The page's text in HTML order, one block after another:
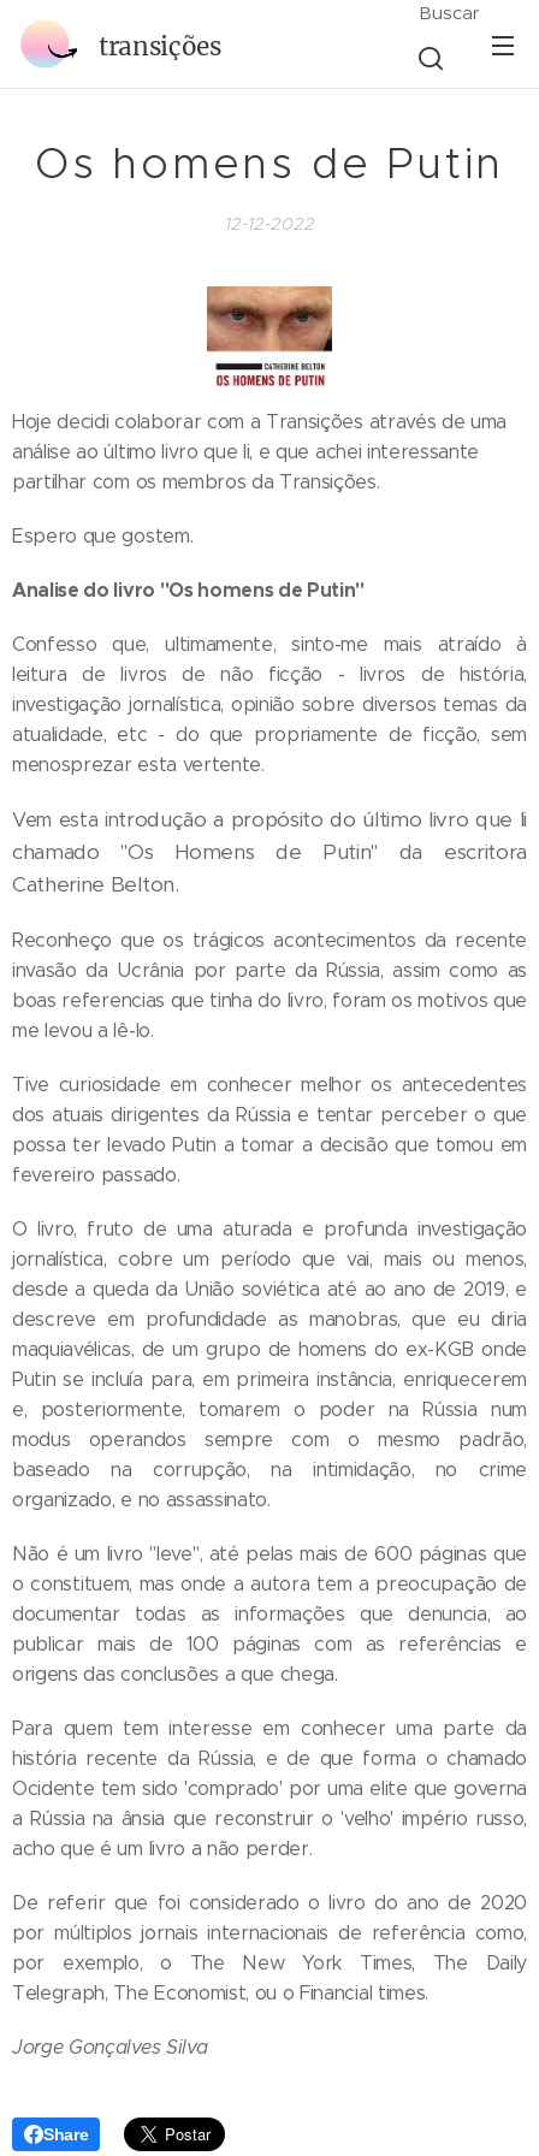
transições
Buscar
Os homens de Putin
12-12-2022
Hoje decidi colaborar com a Transições através de uma
análise ao último livro que li, e que achei interessante
partilhar com os membros da Transições.
Espero que gostem.
Analise do livro "Os homens de Putin"
Confesso que, ultimamente, sinto-me mais atraído à
leitura de livros de não ficção - livros de história,
investigação jornalística, opinião sobre diversos temas da
atualidade, etc - do que propriamente de ficção, sem
menosprezar esta vertente.
Vem esta introdução a propósito do último livro que li
chamado "Os Homens de Putin" da escritora
Catherine Belton.
Reconheço que os trágicos acontecimentos da recente
invasão da Ucrânia por parte da Rússia, assim como as
boas referencias que tinha do livro, foram os motivos que
me levou a lê-lo.
Tive curiosidade em conhecer melhor os antecedentes
dos atuais dirigentes da Rússia e tentar perceber o que
possa ter levado Putin a tomar a decisão que tomou em
fevereiro passado.
O livro, fruto de uma aturada e profunda investigação
jornalística, cobre um período que vai, mais ou menos,
desde a queda da União soviética até ao ano de 2019, e
descreve em profundidade as manobras, que eu diria
maquiavélicas, de um grupo de homens do ex-KGB onde
Putin se incluía para, em primeira instância, enriquecerem
e, posteriormente, tomarem o poder na Rússia num
modus operandos sempre com o mesmo padrão,
baseado na corrupção, na intimidação, no crime
organizado, e no assassinato.
Não é um livro "leve", até pelas mais de 600 páginas que
o constituem, mas onde a autora tem a preocupação de
documentar todas as informações que denuncia, ao
publicar mais de 100 páginas com as referências e
origens das conclusões a que chega.
Para quem tem interesse em conhecer uma parte da
história recente da Rússia, e de que forma o chamado
Ocidente tem sido 'comprado' por uma elite que governa
a Rússia na ânsia que reconstruir o 'velho' império russo,
acho que é um livro a não perder.
De referir que foi considerado o livro do ano de 2020
por múltiplos jornais internacionais de referência como,
por exemplo, o The New York Times, The Daily
Telegraph, The Economist, ou o Financial times.
Jorge Gonçalves Silva
Share